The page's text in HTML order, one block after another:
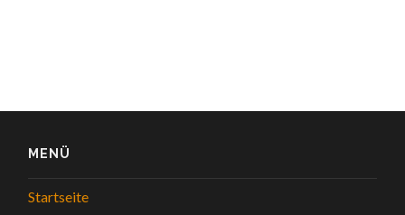
MENÜ
Startseite